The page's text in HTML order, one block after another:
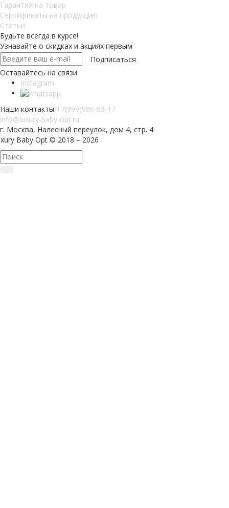
Гарантия на товар
Сертификаты на продукцию
Статьи
Будьте всегда в курсе!
Узнавайте о скидках и акциях первым
Оставайтесь на связи
Instagram
Наши контакты +7(999)986-63-17
info@luxury-baby-opt.ru
г. Москва, Налесный переулок, дом 4, стр. 4
Baby Opt © 2018 – 2026